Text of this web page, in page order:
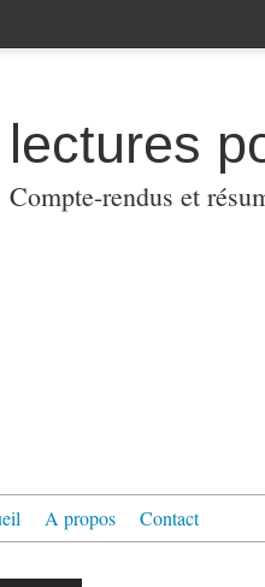
lectures
Compte-rendus et
A propos Contact